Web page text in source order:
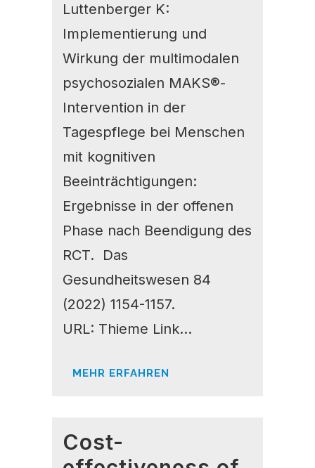
Luttenberger K:
Implementierung und
Wirkung der multimodalen
psychosozialen MAKS®-
Intervention in der
Tagespflege bei Menschen
mit kognitiven
Beeinträchtigungen:
Ergebnisse in der offenen
Phase nach Beendigung des
RCT. Das
Gesundheitswesen 84
(2022) 1154-1157.
URL: Thieme Link...
MEHR ERFAHREN
Cost-